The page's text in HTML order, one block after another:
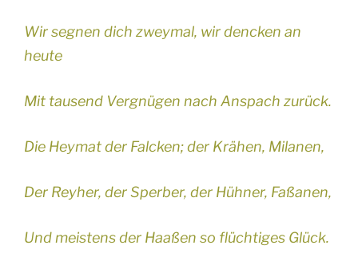
Wir segnen dich zweymal, wir dencken an
heute
Mit tausend Vergnügen nach Anspach zurück.
Die Heymat der Falcken; der Krähen, Milanen,
Der Reyher, der Sperber, der Hühner, Faßanen,
Und meistens der Haaßen so flüchtiges Glück.